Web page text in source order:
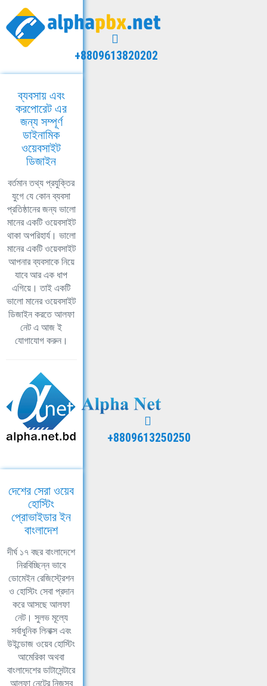
+8809613820202
ব্যবসায় এবং
করপোরেট এর
জন্য সম্পূর্ণ
ডাইনামিক
ওয়েবসাইট
ডিজাইন
বর্তমান তথ্য প্রযুক্তির
যুগে যে কোন ব্যবসা
প্রতিষ্ঠানের জন্য ভালো
মানের একটি ওয়েবসাইট
থাকা অপরিহার্য। ভালো
মানের একটি ওয়েবসাইট
আপনার ব্যবসাকে নিয়ে
যাবে আর এক ধাপ
এগিয়ে। তাই একটি
ভালো মানের ওয়েবসাইট
ডিজাইন করতে আলফা
নেট এ আজ ই
যোগাযোগ করুন।
+8809613250250
দেশের সেরা ওয়েব
হোস্টিং
প্রোভাইডার ইন
বাংলাদেশ
দীর্ঘ ১৭ বছর বাংলাদেশে
নিরবিচ্ছিন্ন ভাবে
ডোমেইন রেজিস্ট্রেশন
ও হোস্টিং সেবা প্রদান
করে আসছে আলফা
নেট। সুলভ মূল্যে
সর্বাধুনিক লিনাক্স এবং
উইন্ডোজ ওয়েব হোস্টিং
আমেরিকা অথবা
বাংলাদেশের ডাটাসেন্টারে
আলফা নেটের নিজস্ব